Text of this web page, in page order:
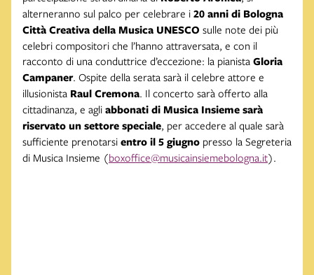
alterneranno sul palco per celebrare i 20 anni di Bologna
Città Creativa della Musica UNESCO sulle note dei più
celebri compositori che l’hanno attraversata, e con il
racconto di una conduttrice d’eccezione: la pianista Gloria
Campaner. Ospite della serata sarà il celebre attore e
illusionista Raul Cremona. Il concerto sarà offerto alla
cittadinanza, e agli abbonati di Musica Insieme sarà
riservato un settore speciale, per accedere al quale sarà
sufficiente prenotarsi entro il 5 giugno presso la Segreteria
di Musica Insieme (boxoffice@musicainsiemebologna.it).